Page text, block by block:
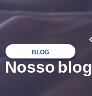
BLOG
Nosso blog